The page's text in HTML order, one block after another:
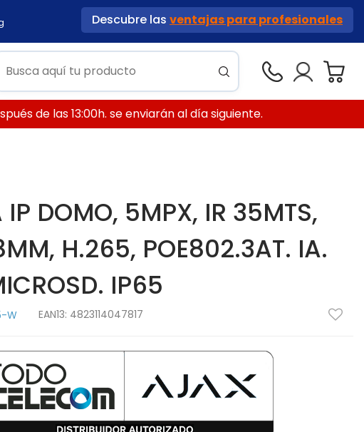
Descubre las ventajas para profesionales
de las 13:00h. se enviarán al día siguiente.
DOMO, 5MPX, IR 35MTS,
H.265, POE802.3AT. IA.
IP65
W EAN13: 4823114047817